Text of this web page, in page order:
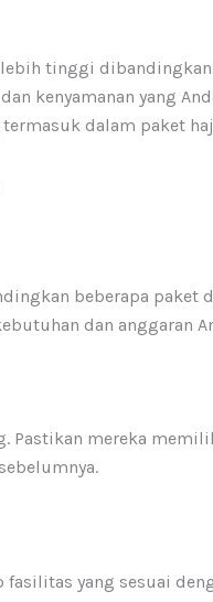
tinggi
kenyamanan yang
dalam paket
beberapa paket
dan anggaran
Pastikan mereka
yang sesuai